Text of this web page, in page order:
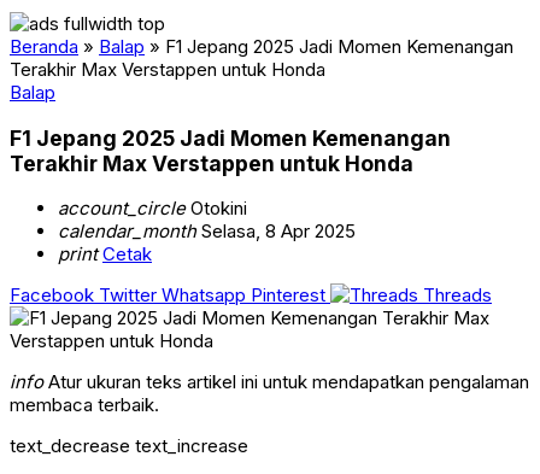
Beranda » Balap » F1 Jepang 2025 Jadi Momen Kemenangan
Terakhir Max Verstappen untuk Honda
Balap
F1 Jepang 2025 Jadi Momen Kemenangan
Terakhir Max Verstappen untuk Honda
account_circleOtokini
calendar_monthSelasa, 8 Apr 2025
print Cetak
Facebook Twitter Whatsapp Pinterest Threads
infoAtur ukuran teks artikel ini untuk mendapatkan pengalaman
membaca terbaik.
text_decrease text_increase